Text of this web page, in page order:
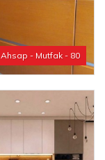
- Mutfak - 80